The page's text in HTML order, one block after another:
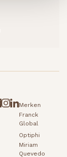
Merken
Franck
Global
Optiphi
Miriam
Quevedo